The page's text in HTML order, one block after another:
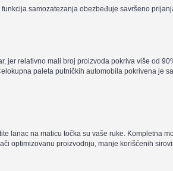
samozatezanja obezbeđuje savršeno
relativno mali broj proizvoda pokriva više od
paleta putničkih automobila pokrivena je
lanac na maticu točka su vaše ruke. Kompletna
optimizovanu proizvodnju, manje korišćenih